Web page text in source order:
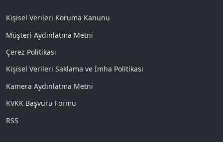
Kişisel Verileri Koruma Kanunu
Müşteri Aydınlatma Metni
Çerez Politikası
Kişisel Verileri Saklama ve İmha Politikası
Kamera Aydınlatma Metni
KVKK Başvuru Formu
RSS